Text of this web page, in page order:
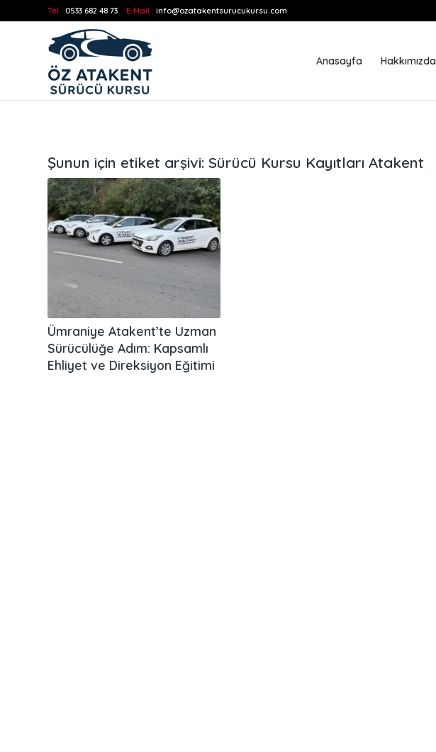
Tel : 0533 682 48 73 E-Mail : info@ozatakentsurucukursu.com
Anasayfa Hakkımızda
Şunun için etiket arşivi: Sürücü Kursu Kayıtları Atakent
Ümraniye Atakent’te Uzman
Sürücülüğe Adım: Kapsamlı
Ehliyet ve Direksiyon Eğitimi